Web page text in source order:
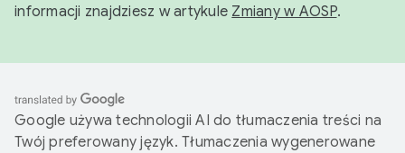
informacji znajdziesz w artykule Zmiany w AOSP.
Google używa technologii AI do tłumaczenia treści na
Twój preferowany język. Tłumaczenia wygenerowane